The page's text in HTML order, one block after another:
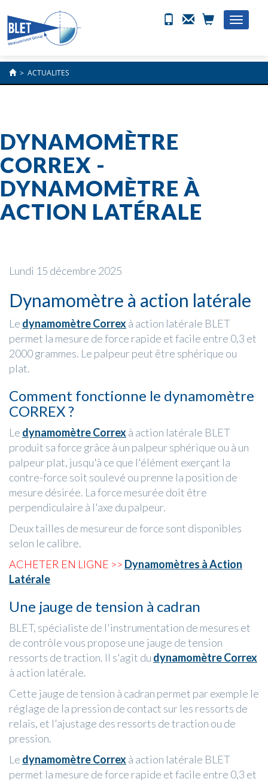
Toggle
> ACTUALITES
DYNAMOMÈTRE
CORREX -
DYNAMOMÈTRE À
ACTION LATÉRALE
Lundi 15 décembre 2025
Dynamomètre à action latérale
Le dynamomètre Correxà action latérale BLET
permet la mesure de force rapide et facile entre 0,3 et
2000 grammes. Le palpeur peut être sphérique ou
plat.
Comment fonctionne le dynamomètre
CORREX ?
Le dynamomètre Correxà action latérale BLET
produit sa force grâce à un palpeur sphérique ou à un
palpeur plat, jusqu'à ce que l'élément exerçant la
contre-force soit soulevé ou prenne la position de
mesure désirée. La force mesurée doit être
perpendiculaire à l'axe du palpeur.
Deux tailles de mesureur de force sont disponibles
selon le calibre.
ACHETER EN LIGNE >> Dynamomètres à Action
Latérale
Une jauge de tension à cadran
BLET, spécialiste de l'instrumentation de mesures et
de contrôle vous propose une jauge de tension
ressorts de traction. Il s'agit du dynamomètre Correx
à action latérale.
Cette jauge de tension à cadran permet par exemple le
réglage de la pression de contact sur les ressorts de
relais, et l'ajustage des ressorts de traction ou de
pression.
Le dynamomètre Correxà action latérale BLET
permet la mesure de force rapide et facile entre 0,3 et